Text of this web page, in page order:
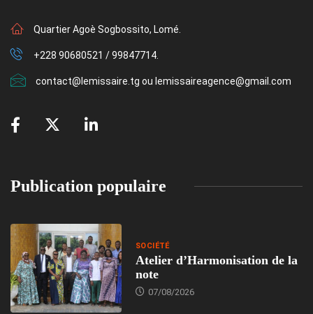
Quartier Agoè Sogbossito, Lomé.
+228 90680521 / 99847714.
contact@lemissaire.tg ou lemissaireagence@gmail.com
Publication populaire
SOCIÉTÉ
Atelier d’Harmonisation de la
note
07/08/2026